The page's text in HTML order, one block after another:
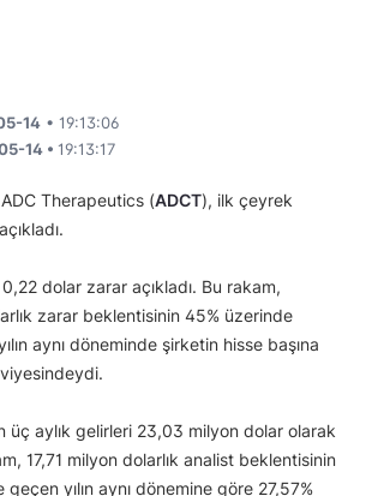
14 • 19:13:06
14 • 19:13:17
Therapeutics (ADCT), ilk çeyrek
dolar zarar açıkladı. Bu rakam,
zarar beklentisinin 45% üzerinde
aynı döneminde şirketin hisse başına
üç aylık gelirleri 23,03 milyon dolar olarak
17,71 milyon dolarlık analist beklentisinin
yılın aynı dönemine göre 27,57%